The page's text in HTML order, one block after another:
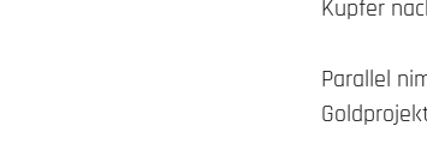
Kupfer
Parallel